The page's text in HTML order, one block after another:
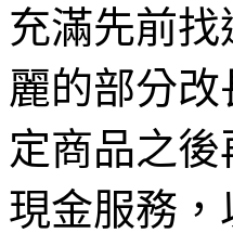
充滿先前
麗的部分
定商品之
現金服務